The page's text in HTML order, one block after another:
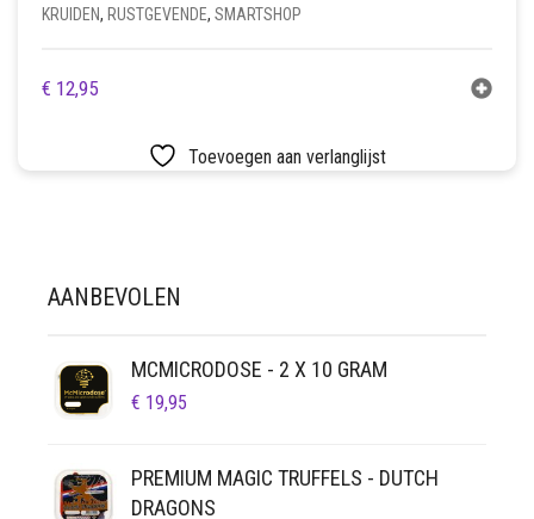
KRUIDEN, RUSTGEVENDE, SMARTSHOP
€ 12,95
Toevoegen aan verlanglijst
AANBEVOLEN
MCMICRODOSE - 2 X 10 GRAM
€ 19,95
PREMIUM MAGIC TRUFFELS - DUTCH
DRAGONS